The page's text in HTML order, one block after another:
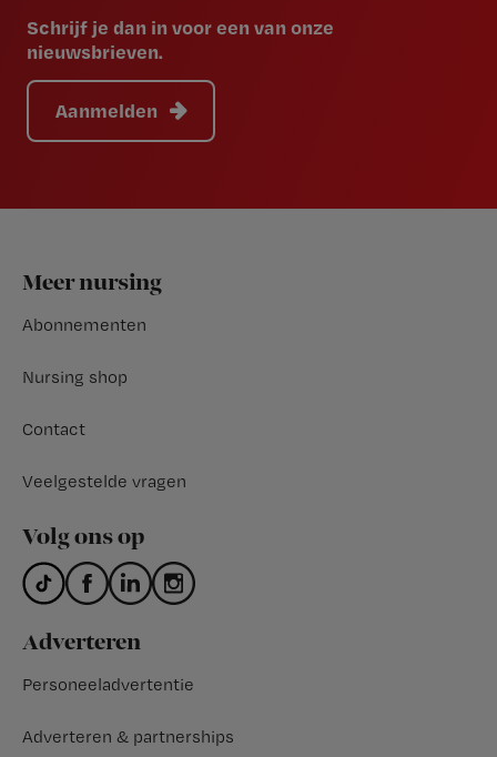
Schrijf je dan in voor een van onze
nieuwsbrieven.
Aanmelden
Footer
Meer nursing
Abonnementen
Nursing shop
Contact
Veelgestelde vragen
Volg ons op
Adverteren
Personeeladvertentie
Adverteren & partnerships